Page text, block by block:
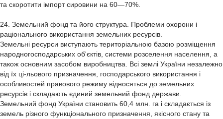
та скоротити імпорт сировини на 60—70%.
24. Земельний фонд та його структура. Проблеми охорони і
раціонального використання земельних ресурсів.
Земельні ресурси виступають територіальною базою розміщення
народногосподарських об'єктів, системи розселення населення, а
також основним засобом виробництва. Всі землі України незалежно
від їх ці-льового призначення, господарського використання і
особливостей правового режиму відносяться до земельних
ресурсів і складають єдиний земельний фонд держави.
Земельний фонд України становить 60,4 млн. га і складається із
земель різного функціонального призначення, якісного стану та